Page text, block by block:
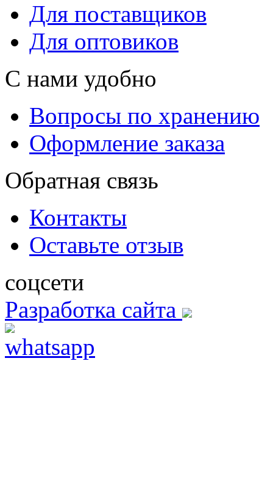
Для поставщиков
Для оптовиков
С нами удобно
Вопросы по хранению
Оформление заказа
Обратная связь
Контакты
Оставьте отзыв
соцсети
Разработка сайта